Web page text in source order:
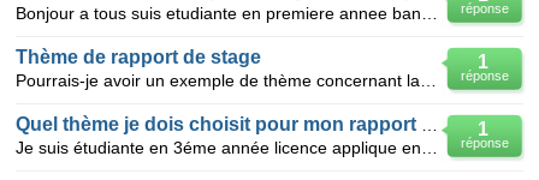
réponse
1
réponse
Thème de rapport de stage
1
réponse